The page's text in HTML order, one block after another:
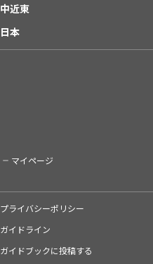
中近東
日本
マイページ
プライバシーポリシー
ガイドライン
ガイドブックに投稿する